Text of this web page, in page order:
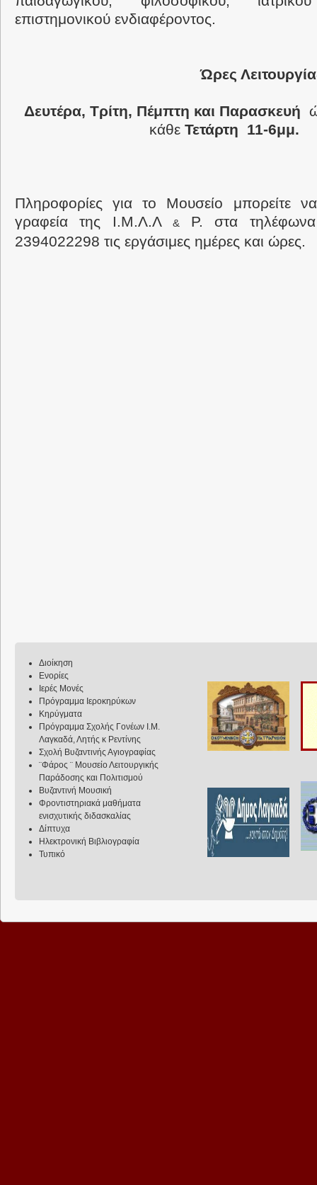
επιστημονικού ενδιαφέροντος.
Ώρες
Δευτέρα, Τρίτη, Πέμπτη και Παρασκευή
κάθεΤετάρτη 11-6μμ.
Πληροφορίες για το Μουσείο μπορείτε
γραφεία της Ι.Μ.Λ.Λ
&
Ρ. στα
2394022298 τις εργάσιμες ημέρες και ώρες.
Διοίκηση
Ενορίες
Ιερές Μονές
Πρόγραμμα Ιεροκηρύκων
Κηρύγματα
Πρόγραμμα Σχολής Γονέων Ι.Μ.
Λαγκαδά, Λητής κ Ρεντίνης
Σχολή Βυζαντινής Αγιογραφίας
¨Φάρος ¨ Μουσείο Λειτουργικής
Παράδοσης και Πολιτισμού
Βυζαντινή Μουσική
Φροντιστηριακά μαθήματα
ενισχυτικής διδασκαλίας
Δίπτυχα
Ηλεκτρονική Βιβλιογραφία
Τυπικό